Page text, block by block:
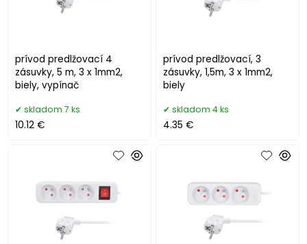
prívod predlžovací 4
zásuvky, 5 m, 3 x 1mm2,
biely, vypínač
skladom 7 ks
10.12 €
prívod predlžovací, 3
zásuvky, 1,5m, 3 x 1mm2,
biely
skladom 4 ks
4.35 €